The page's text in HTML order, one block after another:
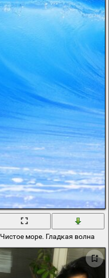
Чистое море. Гладкая волна